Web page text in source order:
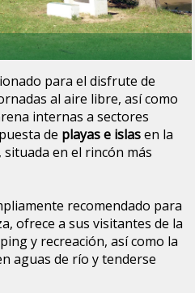
para el disfrute de
al aire libre, así como
internas a sectores
de playas e islasen la
, situada en el rincón más
recomendado para
ofrece a sus visitantes de la
y recreación, así como la
aguas de río y tenderse